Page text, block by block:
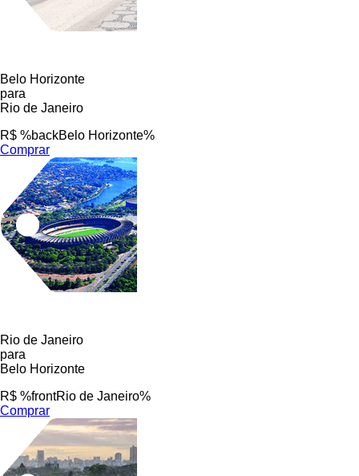
Belo Horizonte
para
Rio de Janeiro
R$ %backBelo Horizonte%
Comprar
Rio de Janeiro
para
Belo Horizonte
R$ %frontRio de Janeiro%
Comprar